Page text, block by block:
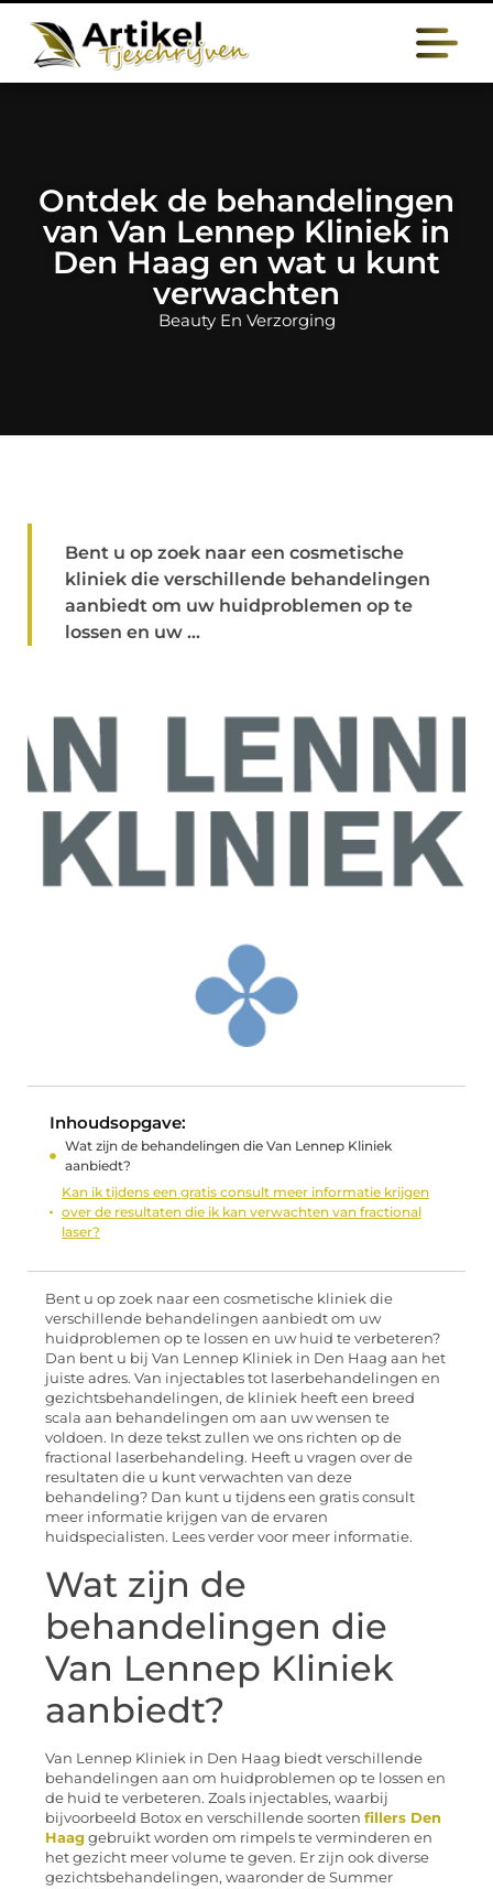
Ontdek de behandelingen
van Van Lennep Kliniek in
Den Haag en wat u kunt
verwachten
Beauty En Verzorging
Bent u op zoek naar een cosmetische
kliniek die verschillende behandelingen
aanbiedt om uw huidproblemen op te
lossen en uw ...
Inhoudsopgave:
Wat zijn de behandelingen die Van Lennep Kliniek
aanbiedt?
Kan ik tijdens een gratis consult meer informatie krijgen
over de resultaten die ik kan verwachten van fractional
laser?
Bent u op zoek naar een cosmetische kliniek die
verschillende behandelingen aanbiedt om uw
huidproblemen op te lossen en uw huid te verbeteren?
Dan bent u bij Van Lennep Kliniek in Den Haag aan het
juiste adres. Van injectables tot laserbehandelingen en
gezichtsbehandelingen, de kliniek heeft een breed
scala aan behandelingen om aan uw wensen te
voldoen. In deze tekst zullen we ons richten op de
fractional laserbehandeling. Heeft u vragen over de
resultaten die u kunt verwachten van deze
behandeling? Dan kunt u tijdens een gratis consult
meer informatie krijgen van de ervaren
huidspecialisten. Lees verder voor meer informatie.
Wat zijn de
behandelingen die
Van Lennep Kliniek
aanbiedt?
Van Lennep Kliniek in Den Haag biedt verschillende
behandelingen aan om huidproblemen op te lossen en
de huid te verbeteren. Zoals injectables, waarbij
bijvoorbeeld Botox en verschillende soorten fillers Den
Haag gebruikt worden om rimpels te verminderen en
het gezicht meer volume te geven. Er zijn ook diverse
gezichtsbehandelingen, waaronder de Summer